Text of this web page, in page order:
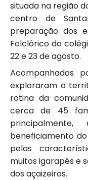
situada na região
centro de
preparação dos
Folclórico do
22 e 23 de agosto.
Acompanhados
exploraram o
rotina da
cerca de 45
beneficiamento
pelas
muitos igarapés e
dos açaizeiros.